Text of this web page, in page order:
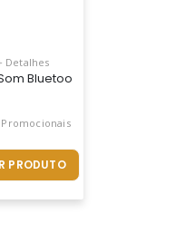
De Algumas
Possui Conexão
Na Cor Branca Fosca,
E Transmissão Por
Personalizado
Detalhes
Bluetooth A Prova D´água
PRODUTO